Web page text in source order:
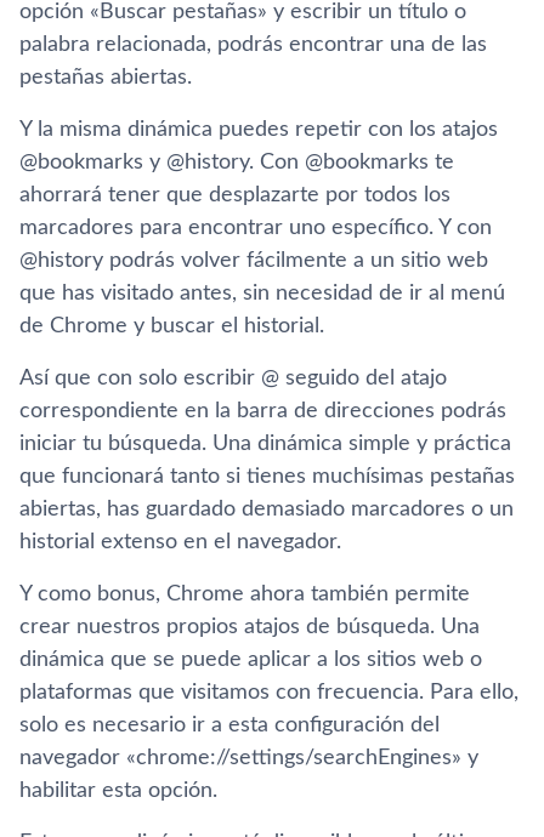
opción «Buscar pestañas» y escribir un título o
palabra relacionada, podrás encontrar una de las
pestañas abiertas.
Y la misma dinámica puedes repetir con los atajos
@bookmarks y @history. Con @bookmarks te
ahorrará tener que desplazarte por todos los
marcadores para encontrar uno específico. Y con
@history podrás volver fácilmente a un sitio web
que has visitado antes, sin necesidad de ir al menú
de Chrome y buscar el historial.
Así que con solo escribir @ seguido del atajo
correspondiente en la barra de direcciones podrás
iniciar tu búsqueda. Una dinámica simple y práctica
que funcionará tanto si tienes muchísimas pestañas
abiertas, has guardado demasiado marcadores o un
historial extenso en el navegador.
Y como bonus, Chrome ahora también permite
crear nuestros propios atajos de búsqueda. Una
dinámica que se puede aplicar a los sitios web o
plataformas que visitamos con frecuencia. Para ello,
solo es necesario ir a esta configuración del
navegador «chrome://settings/searchEngines» y
habilitar esta opción.